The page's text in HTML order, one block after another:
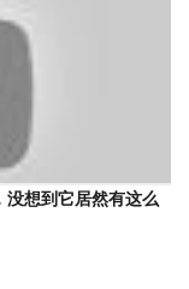
没想到它居然有这么